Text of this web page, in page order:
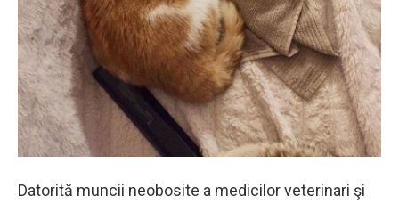
Datorită muncii neobosite a medicilor veterinari şi